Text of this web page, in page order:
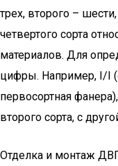
трех, второго –
четвертого сорта
материалов. Для
цифры. Например, I/I
первосортная
второго сорта, с
Отделка и монтаж